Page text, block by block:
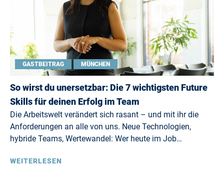
GASTBEITRAG MÜNCHEN
So wirst du unersetzbar: Die 7 wichtigsten Future
Skills für deinen Erfolg im Team
Die Arbeitswelt verändert sich rasant – und mit ihr die
Anforderungen an alle von uns. Neue Technologien,
hybride Teams, Wertewandel: Wer heute im Job…
WEITERLESEN